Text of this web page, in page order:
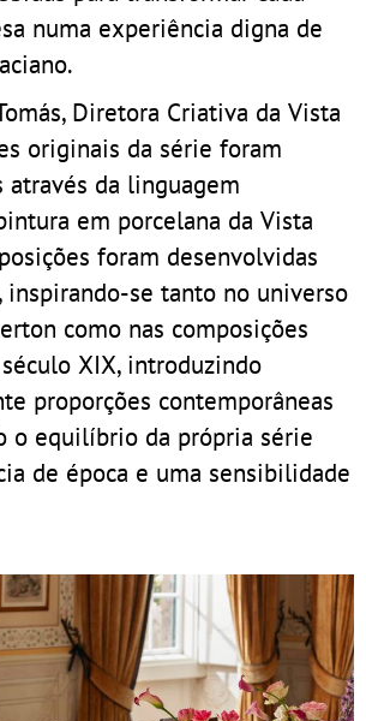
numa experiência digna de
Diretora Criativa da Vista
originais da série foram
da linguagem
em porcelana da Vista
foram desenvolvidas
inspirando-se tanto no universo
como nas composições
XIX, introduzindo
proporções contemporâneas
o equilíbrio da própria série
de época e uma sensibilidade